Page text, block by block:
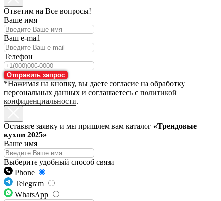
Ответим на Все вопросы!
Ваше имя
Ваш e-mail
Телефон
Отправить запрос
*Нажимая на кнопку, вы даете согласие на обработку
персональных данных и соглашаетесь с политикой
конфиденциальности.
Оставьте заявку и мы пришлем вам каталог «Трендовые
кухни 2025»
Ваше имя
Выберите удобный способ связи
Phone
Telegram
WhatsApp